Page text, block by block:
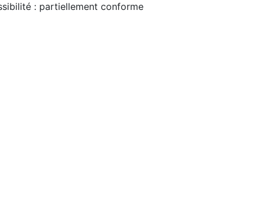
: partiellement conforme